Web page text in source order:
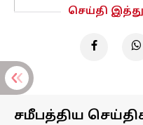
செய்தி
சமீபத்திய